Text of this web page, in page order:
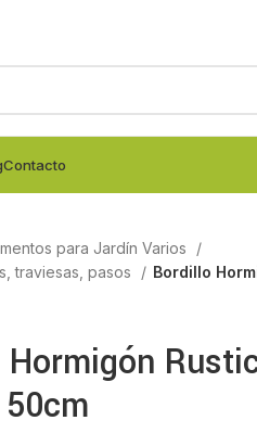
Contacto
para Jardín Varios
traviesas, pasos
Bordillo